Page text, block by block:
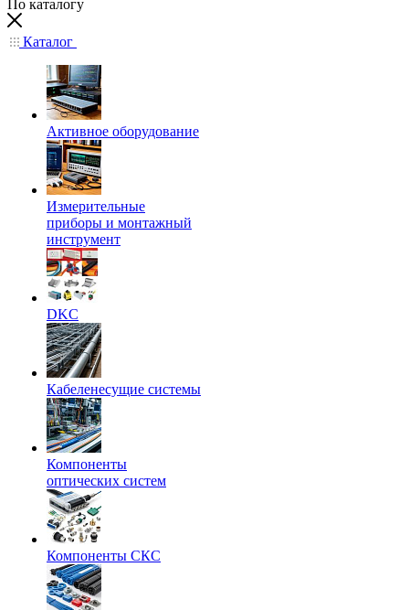
По каталогу
Каталог
Активное оборудование
Измерительные
приборы и монтажный
инструмент
DKC
Кабеленесущие системы
Компоненты
оптических систем
Компоненты СКС